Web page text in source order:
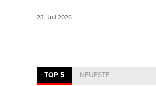
23. Juli 2026
TOP 5 NEUESTE